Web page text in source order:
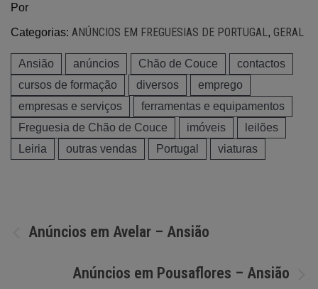
Por
Categorias: ANÚNCIOS EM FREGUESIAS DE PORTUGAL , GERAL
Ansião anúncios Chão de Couce
contactos
cursos de formação
diversos
emprego
empresas e serviços
ferramentas e equipamentos
Freguesia de Chão de Couce
imóveis
leilões
Leiria
outras vendas Portugal viaturas
Navegação
Anúncios em Avelar – Ansião
Anúncios em Pousaflores – Ansião